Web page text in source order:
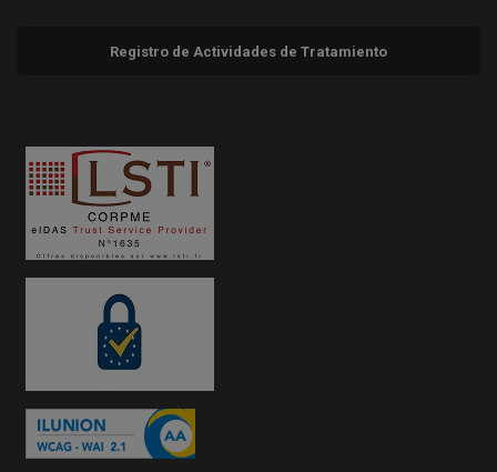
Registro de Actividades de Tratamiento